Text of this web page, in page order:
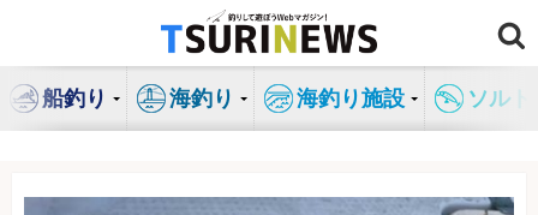
ン
船釣り 海釣り 海釣り施設 ソル